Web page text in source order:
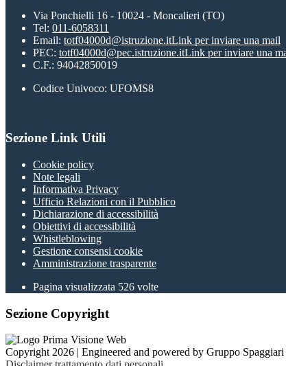
Via Ponchielli 16 - 10024 - Moncalieri (TO)
Tel: 011-6058311
Email: totf04000d@istruzione.itLink per inviare una mail
PEC: totf04000d@pec.istruzione.itLink per inviare una
C.F.: 94042850019
Codice Univoco: UFOMS8
Sezione Link Utili
Cookie policy
Note legali
Informativa Privacy
Ufficio Relazioni con il Pubblico
Dichiarazione di accessibilità
Obiettivi di accessibilità
Whistleblowing
Gestione consensi cookie
Amministrazione trasparente
Pagina visualizzata 526 volte
Sezione Copyright
Copyright 2026 | Engineered and powered by Gruppo